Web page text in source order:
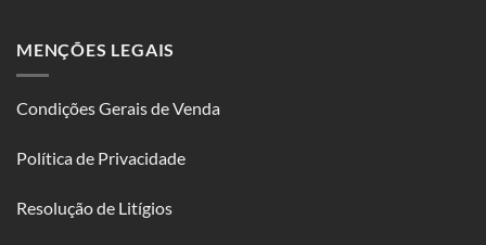
MENÇÕES LEGAIS
Condições Gerais de Venda
Política de Privacidade
Resolução de Litígios